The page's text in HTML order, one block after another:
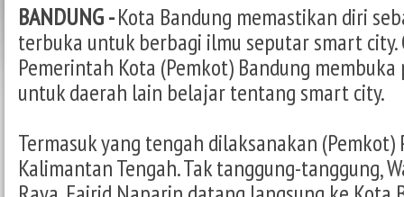
BANDUNG -Kota Bandung memastikan diri
terbuka untuk berbagi ilmu seputar smart city.
Pemerintah Kota (Pemkot) Bandung
untuk daerah lain belajar tentang smart city.
Termasuk yang tengah dilaksanakan (Pemkot)
Kalimantan Tengah. Tak tanggung-tanggung,